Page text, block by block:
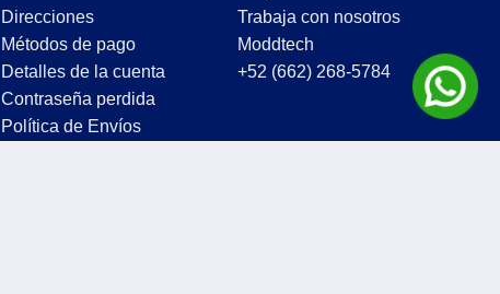
Direcciones
Métodos de pago
Detalles de la cuenta
Contraseña perdida
Política de Envíos
Trabaja con nosotros
Moddtech
+52 (662) 268-5784